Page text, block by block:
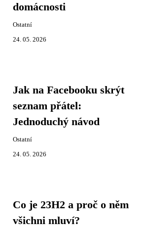
domácnosti
Ostatní
24. 05. 2026
Jak na Facebooku skrýt
seznam přátel:
Jednoduchý návod
Ostatní
24. 05. 2026
Co je 23H2 a proč o něm
všichni mluví?